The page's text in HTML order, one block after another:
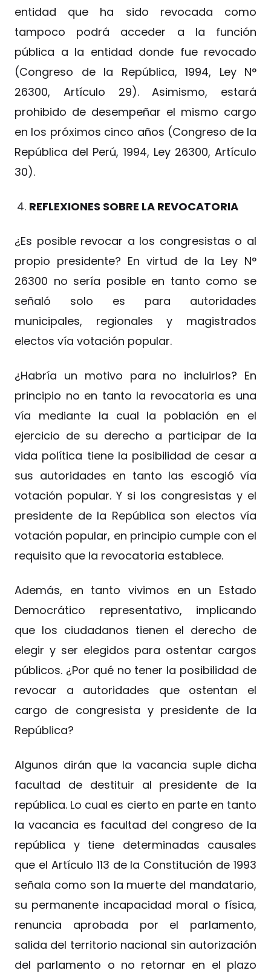
entidad que ha sido revocada como
tampoco podrá acceder a la función
pública a la entidad donde fue revocado
(Congreso de la República, 1994, Ley N°
26300, Artículo 29). Asimismo, estará
prohibido de desempeñar el mismo cargo
en los próximos cinco años (Congreso de la
República del Perú, 1994, Ley 26300, Artículo
30).
REFLEXIONES SOBRE LA REVOCATORIA
¿Es posible revocar a los congresistas o al
propio presidente? En virtud de la Ley N°
26300 no sería posible en tanto como se
señaló solo es para autoridades
municipales, regionales y magistrados
electos vía votación popular.
¿Habría un motivo para no incluirlos? En
principio no en tanto la revocatoria es una
vía mediante la cual la población en el
ejercicio de su derecho a participar de la
vida política tiene la posibilidad de cesar a
sus autoridades en tanto las escogió vía
votación popular. Y si los congresistas y el
presidente de la República son electos vía
votación popular, en principio cumple con el
requisito que la revocatoria establece.
Además, en tanto vivimos en un Estado
Democrático representativo, implicando
que los ciudadanos tienen el derecho de
elegir y ser elegidos para ostentar cargos
públicos. ¿Por qué no tener la posibilidad de
revocar a autoridades que ostentan el
cargo de congresista y presidente de la
República?
Algunos dirán que la vacancia suple dicha
facultad de destituir al presidente de la
república. Lo cual es cierto en parte en tanto
la vacancia es facultad del congreso de la
república y tiene determinadas causales
que el Artículo 113 de la Constitución de 1993
señala como son la muerte del mandatario,
su permanente incapacidad moral o física,
renuncia aprobada por el parlamento,
salida del territorio nacional sin autorización
del parlamento o no retornar en el plazo